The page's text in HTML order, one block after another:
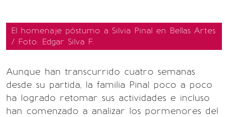
El homenaje póstumo a Silvia Pinal en Bellas Artes
/ Foto: Edgar Silva F.
Aunque han transcurrido cuatro semanas
desde su partida, la familia Pinal poco a poco
ha logrado retomar sus actividades e incluso
han comenzado a analizar los pormenores del